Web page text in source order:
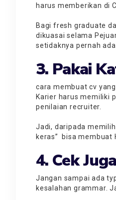
harus memberikan di
Bagi fresh graduate
dikuasai selama
setidaknya pernah
3. Pakai
cara membuat cv
Karier harus memiliki
penilaian recruiter.
Jadi, daripada
keras” bisa membuat
4. Cek
Jangan sampai ada
kesalahan grammar.